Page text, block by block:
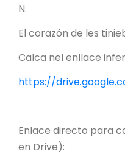
N.
El corazón de les
Calca nel enllace
https://
Enlace directo para
en Drive):